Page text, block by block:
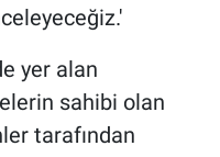
yer alan
sahibi olan
tarafından